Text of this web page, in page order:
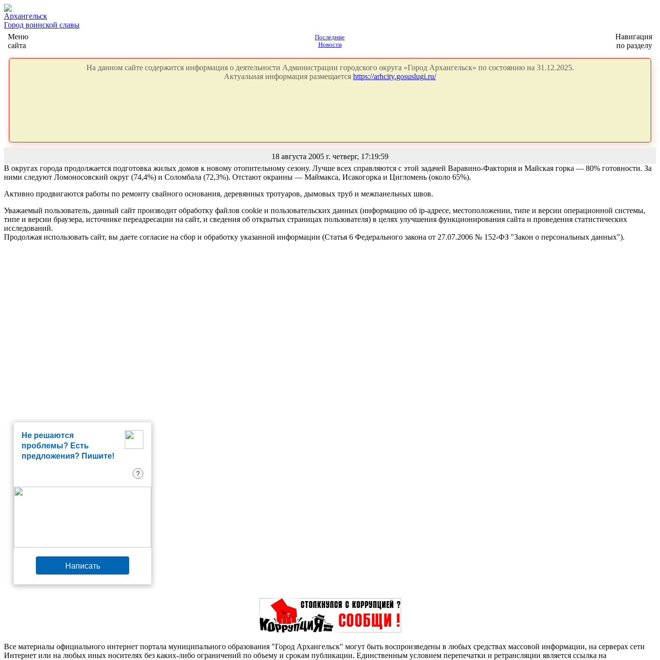
Архангельск
Город воинской славы
Меню
сайта
Последние
Новости
Навигация
по разделу
На данном сайте содержится информация о деятельности Администрации городского округа «Город Архангельск» по состоянию на 31.12.2025.
Актуальная информация размещается https://arhcity.gosuslugi.ru/
18 августа 2005 г. четверг, 17:19:59
В округах города продолжается подготовка жилых домов к новому отопительному сезону. Лучше всех справляются с этой задачей Варавино-Фактория и Майская горка — 80% готовности. За
ними следуют Ломоносовский округ (74,4%) и Соломбала (72,3%). Отстают окраины — Маймакса, Исакогорка и Цигломень (около 65%).
Активно продвигаются работы по ремонту свайного основания, деревянных тротуаров, дымовых труб и межпанельных швов.
Уважаемый пользователь, данный сайт производит обработку файлов cookie и пользовательских данных (информацию об ip-адресе, местоположении, типе и версии операционной системы,
типе и версии браузера, источнике переадресации на сайт, и сведения об открытых страницах пользователя) в целях улучшения функционирования сайта и проведения статистических
исследований.
Продолжая использовать сайт, вы даете согласие на сбор и обработку указанной информации (Статья 6 Федерального закона от 27.07.2006 № 152-ФЗ "Закон о персональных данных").
Не решаются
проблемы? Есть
предложения? Пишите!
?
Написать
Все материалы официального интернет портала муниципального образования "Город Архангельск" могут быть воспроизведены в любых средствах массовой информации, на серверах сети
Интернет или на любых иных носителях без каких-либо ограничений по объему и срокам публикации. Единственным условием перепечатки и ретрансляции является ссылка на